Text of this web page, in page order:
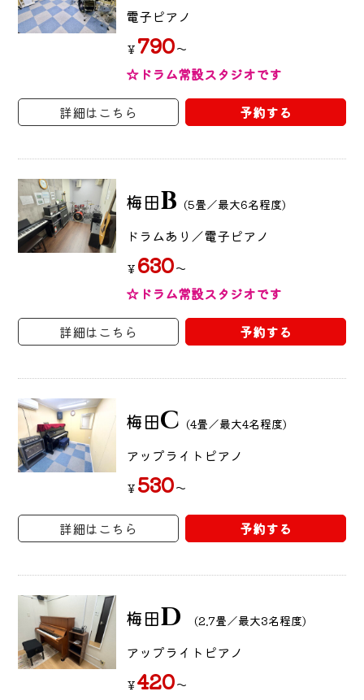
電子ピアノ
￥ 790～
☆ドラム常設スタジオです
詳細はこちら
予約する
梅田B (5畳／最大6名程度)
ドラムあり／電子ピアノ
￥ 630～
☆ドラム常設スタジオです
詳細はこちら
予約する
梅田C (4畳／最大4名程度)
アップライトピアノ
￥ 530～
詳細はこちら 予約する
梅田D (2.7畳／最大3名程度)
アップライトピアノ
￥420～